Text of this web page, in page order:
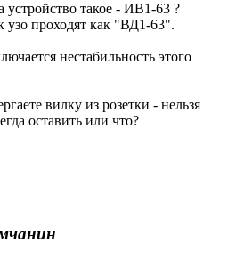
устройство такое - ИВ1-63 ?
узо проходят как "ВД1-63".
нестабильность этого
вилку из розетки - нельзя
оставить или что?